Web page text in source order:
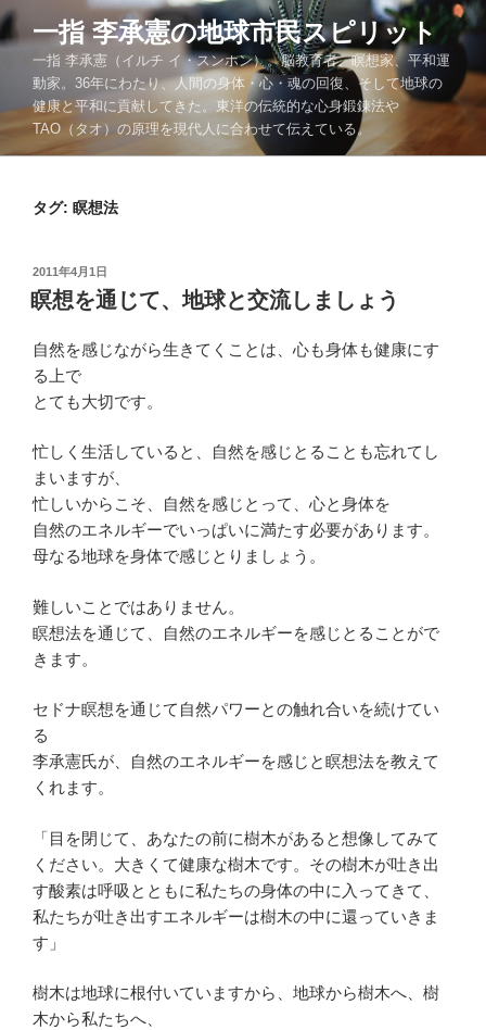
コ
ン
ツ
一指 李承憲の地球市民スピリット
一指 李承憲（イルチ イ・スンホン）。脳教育者、瞑想家、平和運
動家。36年にわたり、人間の身体・心・魂の回復、そして地球の
健康と平和に貢献してきた。東洋の伝統的な心身鍛錬法や
TAO（タオ）の原理を現代人に合わせて伝えている。
タグ: 瞑想法
投
稿
日:
2011年4月1日
瞑想を通じて、地球と交流しましょう
自然を感じながら生きてくことは、心も身体も健康にす
る上で
とても大切です。
忙しく生活していると、自然を感じとることも忘れてし
まいますが、
忙しいからこそ、自然を感じとって、心と身体を
自然のエネルギーでいっぱいに満たす必要があります。
母なる地球を身体で感じとりましょう。
難しいことではありません。
瞑想法を通じて、自然のエネルギーを感じとることがで
きます。
セドナ瞑想を通じて自然パワーとの触れ合いを続けてい
る
李承憲氏が、自然のエネルギーを感じと瞑想法を教えて
くれます。
「目を閉じて、あなたの前に樹木があると想像してみて
ください。大きくて健康な樹木です。その樹木が吐き出
す酸素は呼吸とともに私たちの身体の中に入ってきて、
私たちが吐き出すエネルギーは樹木の中に還っていきま
す」
樹木は地球に根付いていますから、地球から樹木へ、樹
木から私たちへ、